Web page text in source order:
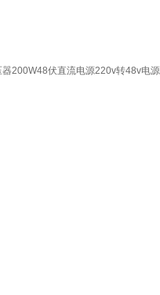
200W48伏直流电源220v转48v电